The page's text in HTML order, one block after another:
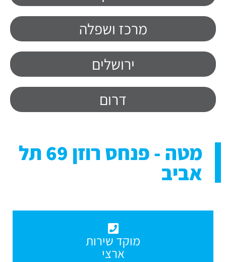
מרכז ושפלה
ירושלים
דרום
מטה - פנחס רוזן 69 תל
אביב
מוקד שירות
ארצי